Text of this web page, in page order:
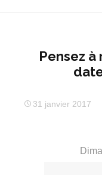
Pensez à
31 janvier 2017